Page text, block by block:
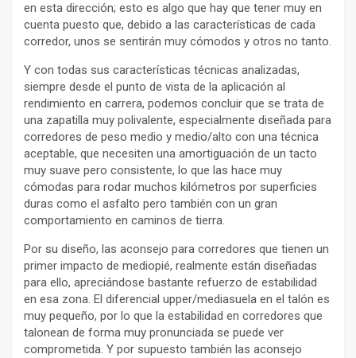
en esta dirección; esto es algo que hay que tener muy en
cuenta puesto que, debido a las características de cada
corredor, unos se sentirán muy cómodos y otros no tanto.
Y con todas sus características técnicas analizadas,
siempre desde el punto de vista de la aplicación al
rendimiento en carrera, podemos concluir que se trata de
una zapatilla muy polivalente, especialmente diseñada para
corredores de peso medio y medio/alto con una técnica
aceptable, que necesiten una amortiguación de un tacto
muy suave pero consistente, lo que las hace muy
cómodas para rodar muchos kilómetros por superficies
duras como el asfalto pero también con un gran
comportamiento en caminos de tierra.
Por su diseño, las aconsejo para corredores que tienen un
primer impacto de mediopié, realmente están diseñadas
para ello, apreciándose bastante refuerzo de estabilidad
en esa zona. El diferencial upper/mediasuela en el talón es
muy pequeño, por lo que la estabilidad en corredores que
talonean de forma muy pronunciada se puede ver
comprometida. Y por supuesto también las aconsejo